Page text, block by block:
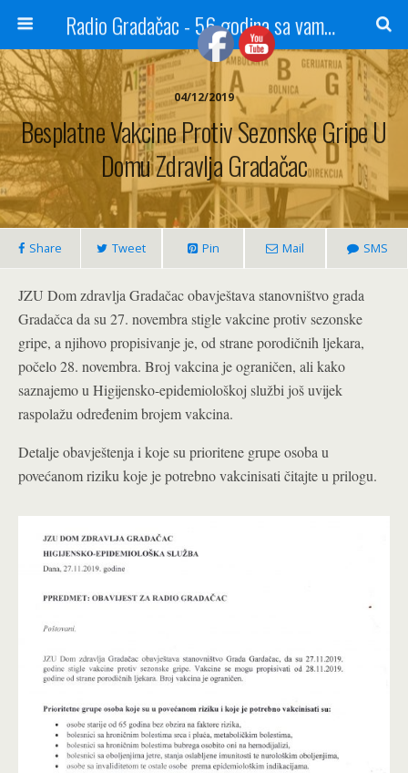
Radio Gradačac - 56 godina sa vama...
04/12/2019
Besplatne Vakcine Protiv Sezonske Gripe U
Domu Zdravlja Gradačac
Share Tweet Pin Mail SMS
JZU Dom zdravlja Gradačac obavještava stanovništvo grada
Gradačca da su 27. novembra stigle vakcine protiv sezonske
gripe, a njihovo propisivanje je, od strane porodičnih ljekara,
počelo 28. novembra. Broj vakcina je ograničen, ali kako
saznajemo u Higijensko-epidemiološkoj službi još uvijek
raspolažu određenim brojem vakcina.
Detalje obavještenja i koje su prioritene grupe osoba u
povećanom riziku koje je potrebno vakcinisati čitajte u prilogu.